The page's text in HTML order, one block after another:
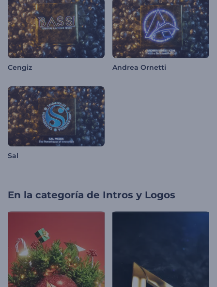
Cengiz Andrea Ornetti
Sal
En la categoría de Intros y Logos